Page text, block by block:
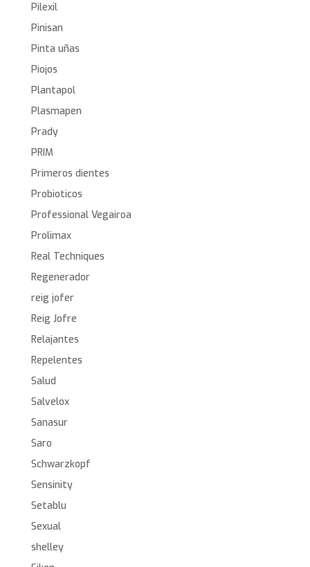
Pilexil
Pinisan
Pinta uñas
Piojos
Plantapol
Plasmapen
Prady
PRIM
Primeros dientes
Probioticos
Professional Vegairoa
Prolimax
Real Techniques
Regenerador
reig jofer
Reig Jofre
Relajantes
Repelentes
Salud
Salvelox
Sanasur
Saro
Schwarzkopf
Sensinity
Setablu
Sexual
shelley